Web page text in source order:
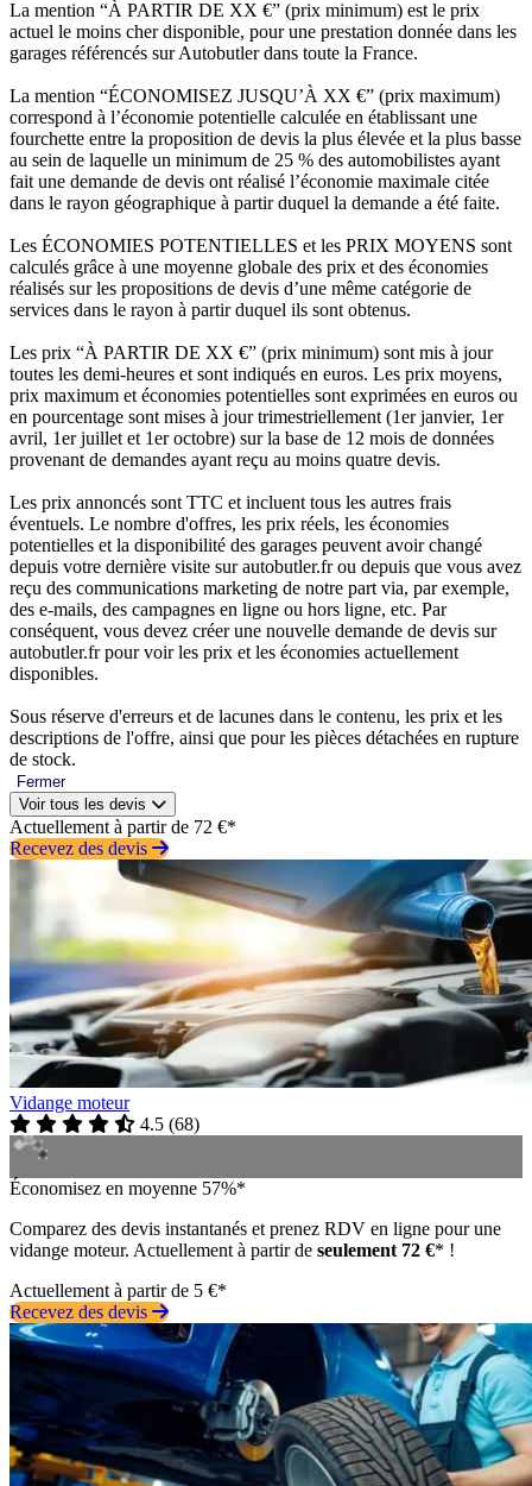
La mention “À PARTIR DE XX €” (prix minimum) est le prix
actuel le moins cher disponible, pour une prestation donnée dans les
garages référencés sur Autobutler dans toute la France.
La mention “ÉCONOMISEZ JUSQU’À XX €” (prix maximum)
correspond à l’économie potentielle calculée en établissant une
fourchette entre la proposition de devis la plus élevée et la plus basse
au sein de laquelle un minimum de 25 % des automobilistes ayant
fait une demande de devis ont réalisé l’économie maximale citée
dans le rayon géographique à partir duquel la demande a été faite.
Les ÉCONOMIES POTENTIELLES et les PRIX MOYENS sont
calculés grâce à une moyenne globale des prix et des économies
réalisés sur les propositions de devis d’une même catégorie de
services dans le rayon à partir duquel ils sont obtenus.
Les prix “À PARTIR DE XX €” (prix minimum) sont mis à jour
toutes les demi-heures et sont indiqués en euros. Les prix moyens,
prix maximum et économies potentielles sont exprimées en euros ou
en pourcentage sont mises à jour trimestriellement (1er janvier, 1er
avril, 1er juillet et 1er octobre) sur la base de 12 mois de données
provenant de demandes ayant reçu au moins quatre devis.
Les prix annoncés sont TTC et incluent tous les autres frais
éventuels. Le nombre d'offres, les prix réels, les économies
potentielles et la disponibilité des garages peuvent avoir changé
depuis votre dernière visite sur autobutler.fr ou depuis que vous avez
reçu des communications marketing de notre part via, par exemple,
des e-mails, des campagnes en ligne ou hors ligne, etc. Par
conséquent, vous devez créer une nouvelle demande de devis sur
autobutler.fr pour voir les prix et les économies actuellement
disponibles.
Sous réserve d'erreurs et de lacunes dans le contenu, les prix et les
descriptions de l'offre, ainsi que pour les pièces détachées en rupture
de stock.
Fermer
Voir tous les devis
Actuellement à partir de 72 €*
Recevez des devis
Vidange moteur
4.5 (68)
Économisez en moyenne 57%*
Comparez des devis instantanés et prenez RDV en ligne pour une
vidange moteur. Actuellement à partir de seulement 72 €* !
Actuellement à partir de 5 €*
Recevez des devis